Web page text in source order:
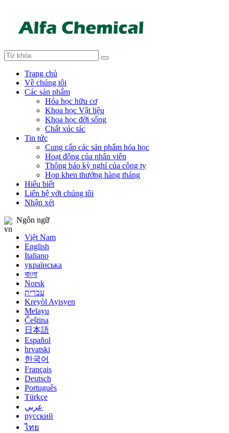
Trang chủ
Về chúng tôi
Các sản phẩm
Hóa học hữu cơ
Khoa học Vật liệu
Khoa học đời sống
Chất xúc tác
Tin tức
Cung cấp các sản phẩm hóa học
Hoạt động của nhân viên
Thông báo kỳ nghỉ của công ty
Họp khen thưởng hàng tháng
Hiểu biết
Liên hệ với chúng tôi
Nhận xét
Ngôn ngữ
Việt Nam
English
Italiano
українська
বাংলা
Norsk
עברית
Kreyòl Ayisyen
Melayu
Čeština
日本語
Español
hrvatski
한국어
Français
Deutsch
Português
Türkçe
عربي
русский
ไทย